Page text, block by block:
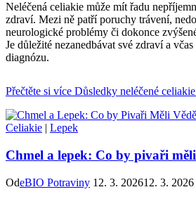
Neléčená celiakie může mít řadu
zdraví. Mezi ně patří poruchy trávení,
neurologické problémy či dokonce
Je důležité nezanedbávat své zdraví a
diagnózu.
Přečtěte si více Důsledky neléčené
Celiakie | Lepek
Chmel a lepek: Co by pivaři
OdeBIO Potraviny 12. 3. 202612. 3. 2026